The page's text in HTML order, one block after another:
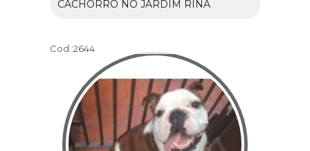
CACHORRO NO JARDIM RINA
Cod.:2644